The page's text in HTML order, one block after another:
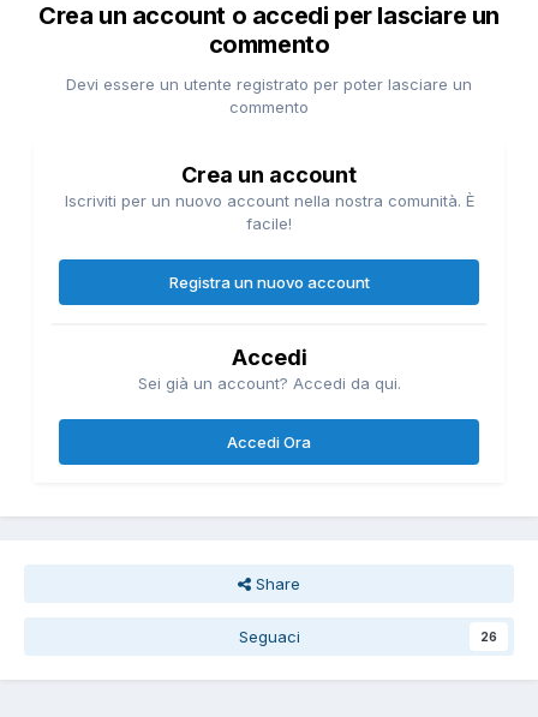
Crea un account o accedi per lasciare un
commento
Devi essere un utente registrato per poter lasciare un
commento
Crea un account
Iscriviti per un nuovo account nella nostra comunità. È
facile!
Registra un nuovo account
Accedi
Sei già un account? Accedi da qui.
Accedi Ora
Share
Seguaci 26